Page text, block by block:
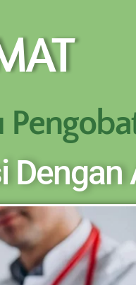
Dengan